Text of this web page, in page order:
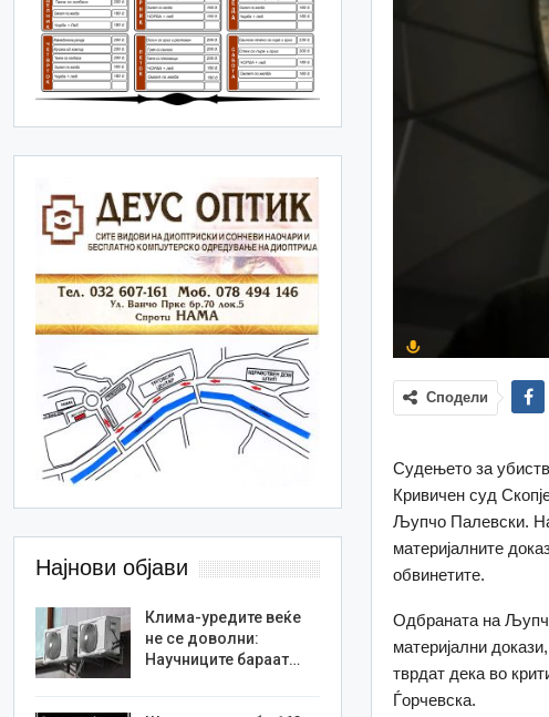
Сподели
Судењето за
Кривичен суд
Љупчо Палевски.
материјалните
обвинетите.
Одбраната на
материјални
тврдат дека во
Ѓорчевска.
Најнови објави
Клима-уредите веќе
не се доволни:
Научниците бараат…